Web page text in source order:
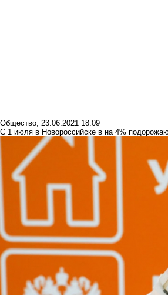
Общество, 23.06.2021 18:09
С 1 июля в Новороссийске в на 4%